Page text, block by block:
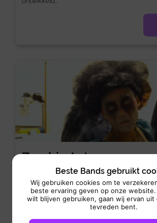
Zombie Act
Dans-Act/Seasonal act
Optreden: 60 Minuten
Zombie Act verandert je evenement in een
veroorzakende ervaring, terwijl zombies je
interactieve schrikmomenten creëren...
Beste Bands gebruikt
Wij gebruiken cookies om te
beste ervaring geven op onze
wilt blijven gebruiken, gaan wij ervan uit
tevreden bent.